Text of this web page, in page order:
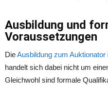
Ausbildung und
Voraussetzungen
DieAusbildung zum Auktionator
handelt sich dabei nicht um
Gleichwohl sind formale